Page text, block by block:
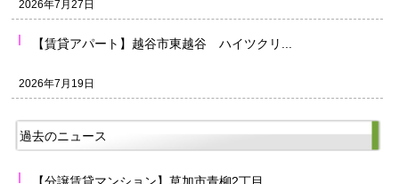
2026年7月27日
【賃貸アパート】越谷市東越谷 ハイツクリ...
2026年7月19日
過去のニュース